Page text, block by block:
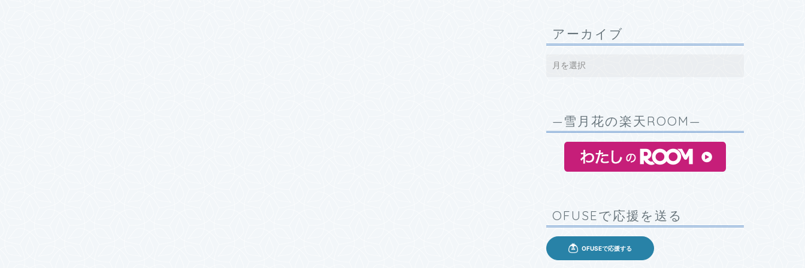
アーカイブ
—雪月花の楽天ROOM—
OFUSEで応援を送る